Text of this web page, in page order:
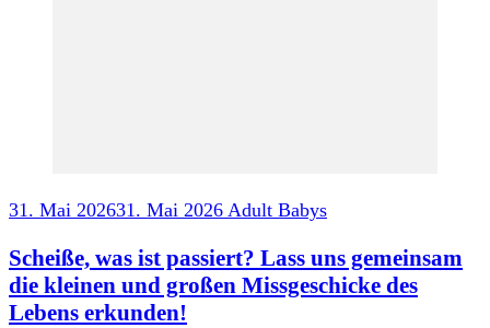
31. Mai 202631. Mai 2026 Adult Babys
Scheiße, was ist passiert? Lass uns gemeinsam
die kleinen und großen Missgeschicke des
Lebens erkunden!